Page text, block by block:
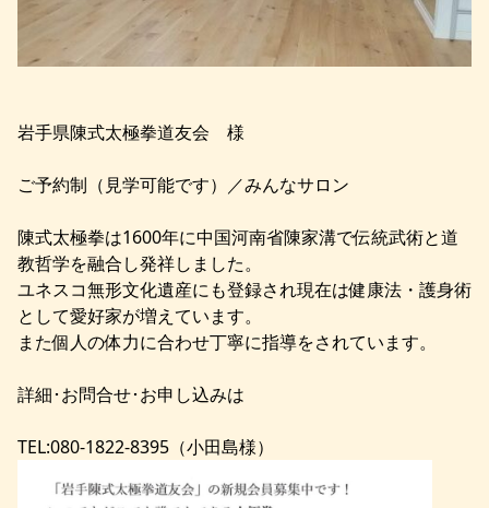
岩手県陳式太極拳道友会 様
ご予約制（見学可能です）／みんなサロン
陳式太極拳は1600年に中国河南省陳家溝で伝統武術と道
教哲学を融合し発祥しました。
ユネスコ無形文化遺産にも登録され現在は健康法・護身術
として愛好家が増えています。
また個人の体力に合わせ丁寧に指導をされています。
詳細･お問合せ･お申し込みは
TEL:080-1822-8395（小田島様）